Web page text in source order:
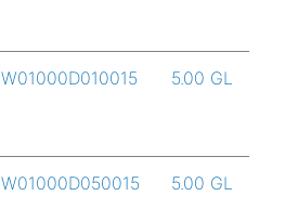
W01000D010015 5.00 GL
W01000D050015 5.00 GL